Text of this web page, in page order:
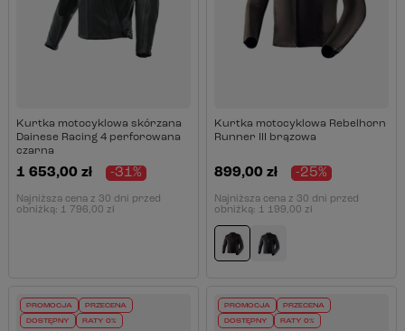
Kurtka motocyklowa skórzana
Dainese Racing 4 perforowana
czarna
1 653,00 zł -31%
Najniższa cena z 30 dni przed
obniżką: 1 796,00 zł
Kurtka motocyklowa Rebelhorn
Runner III brązowa
899,00 zł -25%
Najniższa cena z 30 dni przed
obniżką: 1 199,00 zł
PROMOCJA PRZECENA
DOSTĘPNY RATY 0%
PROMOCJA PRZECENA
DOSTĘPNY RATY 0%